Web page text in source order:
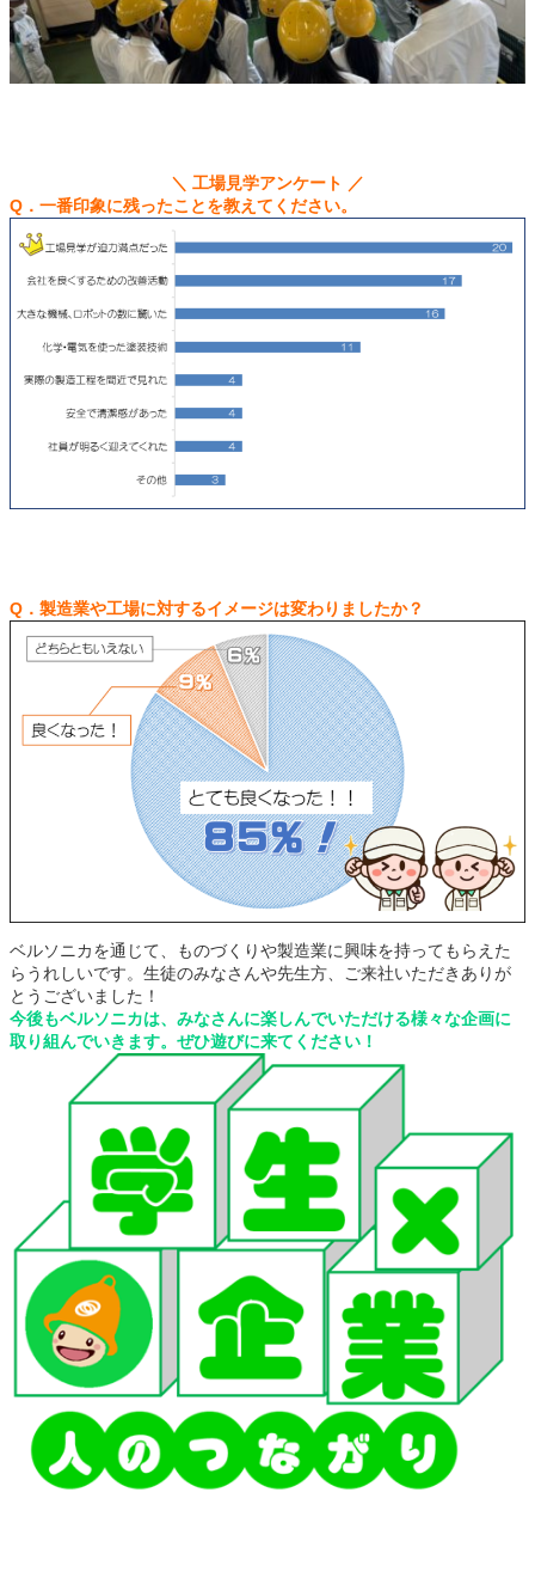
＼ 工場見学アンケート ／
Q．一番印象に残ったことを教えてください。
Q．製造業や工場に対するイメージは変わりましたか？
ベルソニカを通じて、ものづくりや製造業に興味を持ってもらえた
らうれしいです。生徒のみなさんや先生方、ご来社いただきありが
とうございました！
今後もベルソニカは、みなさんに楽しんでいただける様々な企画に
取り組んでいきます。ぜひ遊びに来てください！